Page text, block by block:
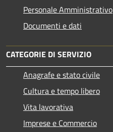
Personale Amministrativo
Documenti e dati
CATEGORIE DI SERVIZIO
Anagrafe e stato civile
Cultura e tempo libero
Vita lavorativa
Imprese e Commercio